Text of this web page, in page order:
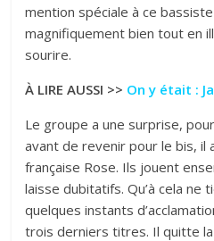
mention spéciale à ce
magnifiquement bien tout en
sourire.
À LIRE AUSSI >> On y était :
Le groupe a une surprise,
avant de revenir pour le bis, il
française Rose. Ils jouent
laisse dubitatifs. Qu’à cela ne
quelques instants
trois derniers titres. Il quitte